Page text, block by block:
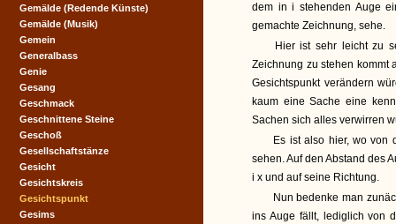
dem in i stehenden Auge
gemachte Zeichnung, sehe.
Hier ist sehr leicht zu
Zeichnung zu stehen kommt
Gesichtspunkt verändern
kaum eine Sache eine
Sachen sich alles verwirren
Es ist also hier, wo von
sehen. Auf den Abstand des
i x und auf seine Richtung.
Nun bedenke man
ins Auge fällt, lediglich von
Gemälde (Redende Künste)
Gemälde (Musik)
Gemein
Generalbass
Genie
Gesang
Geschmack
Geschnittene Steine
Geschoß
Gesellschaftstänze
Gesicht
Gesichtskreis
Gesichtspunkt
Gesims